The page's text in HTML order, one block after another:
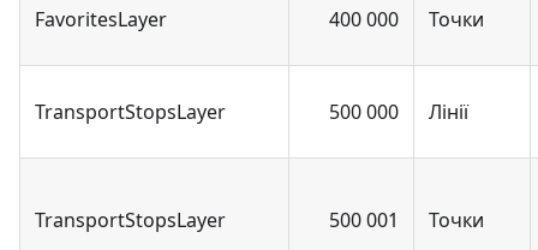
FavoritesLayer 400 000 Точки
TransportStopsLayer 500 000 Лінії
TransportStopsLayer 500 001 Точки